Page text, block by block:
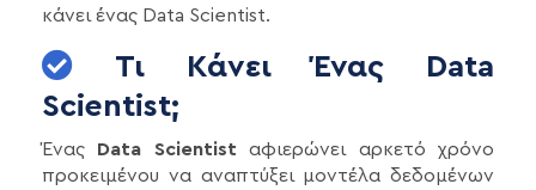
κάνει ένας Data Scientist.
Τι Κάνει Ένας Data
Scientist;
Ένας Data Scientist αφιερώνει αρκετό χρόνο
προκειμένου να αναπτύξει μοντέλα δεδομένων